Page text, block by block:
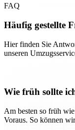
FAQ
Häufig gestellte
Hier finden Sie
unseren
Wie früh sollte
Am besten so früh
Voraus. So können